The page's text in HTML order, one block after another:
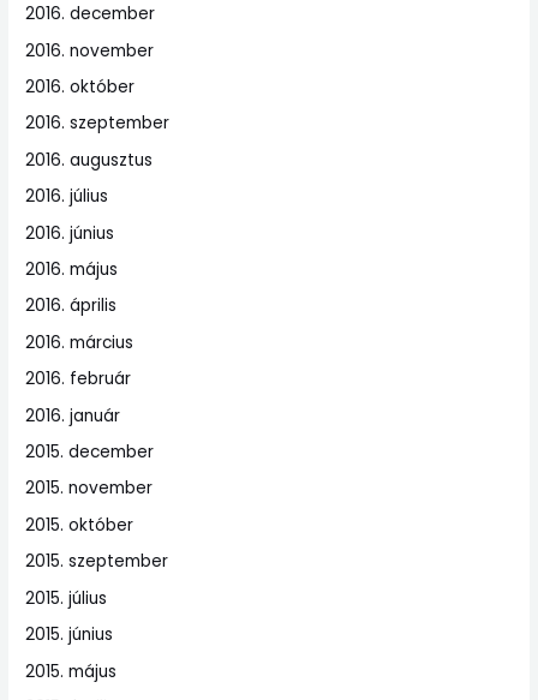
2016. december
2016. november
2016. október
2016. szeptember
2016. augusztus
2016. július
2016. június
2016. május
2016. április
2016. március
2016. február
2016. január
2015. december
2015. november
2015. október
2015. szeptember
2015. július
2015. június
2015. május